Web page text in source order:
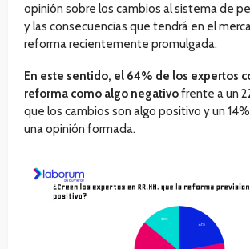
opinión sobre los cambios al sistema de
y las consecuencias que tendrá en el
reforma recientemente promulgada.
En este sentido, el 64% de los expertos
reforma como algo negativofrente a un
que los cambios son algo positivo y un
una opinión formada.